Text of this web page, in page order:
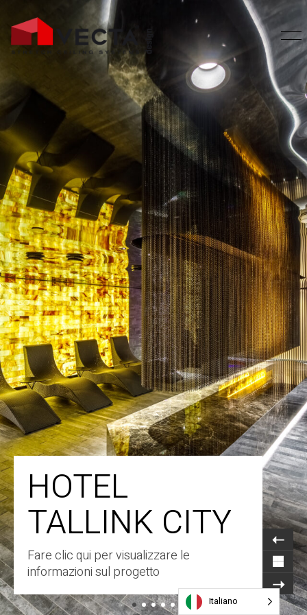
HOTEL
TALLINK CITY
Fare clic qui per visualizzare le
informazioni sul progetto
Italiano